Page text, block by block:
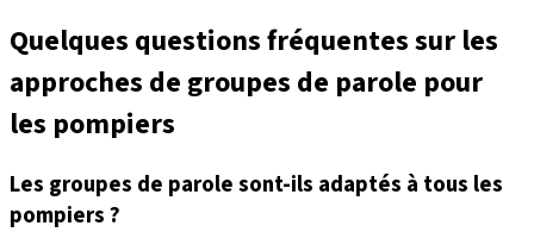
Quelques questions fréquentes sur les
approches de groupes de parole pour
les pompiers
Les groupes de parole sont-ils adaptés à tous les
pompiers ?